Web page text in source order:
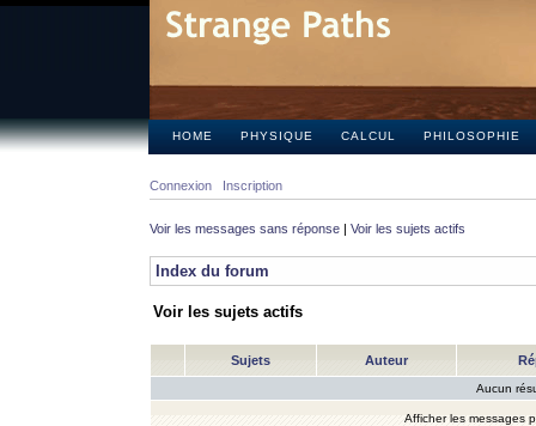
HOME PHYSIQUE CALCUL PHILOSOPHIE
Connexion Inscription
Voir les messages sans réponse | Voir les sujets actifs
Index du forum
Voir les sujets actifs
Sujets Auteur
Aucun
Afficher les messages